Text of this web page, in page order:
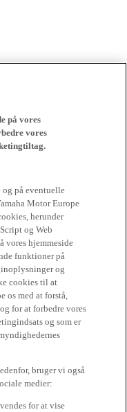
på vores
vores
og på eventuelle
Motor Europe
herunder
og Web
vores hjemmeside
funktioner på
og
cookies til at
os med at forstå,
for at forbedre vores
og som er
bruger vi også
medier:
for at vise